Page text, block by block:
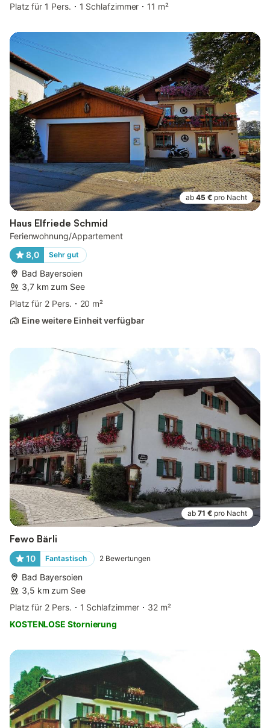
Platz für 1 Pers.
1 Schlafzimmer 11 m²
ab 45 € pro Nacht
Haus Elfriede Schmid
Ferienwohnung/Appartement
8,0
Sehr gut
Bad Bayersoien
3,7 km zum See
Platz für 2 Pers.
20 m²
Eine weitere Einheit verfügbar
ab 71 € pro Nacht
Fewo Bärli
10 Fantastisch 2 Bewertungen
Bad Bayersoien
3,5 km zum See
Platz für 2 Pers.
1 Schlafzimmer
32 m²
KOSTENLOSE Stornierung